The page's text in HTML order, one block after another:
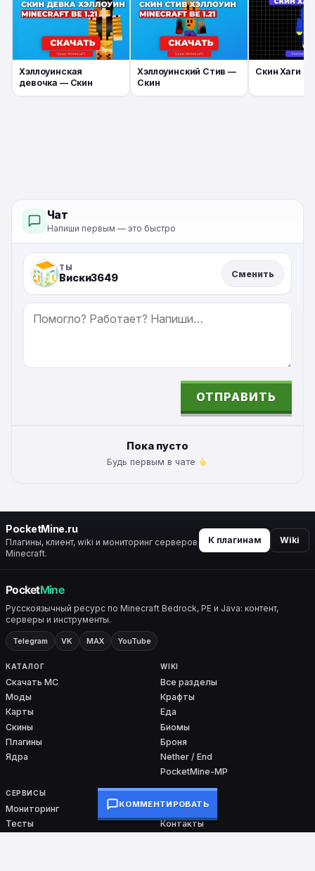
Хэллоуинская
девочка — Скин
Хэллоуинский Стив —
Скин
Скин Хаги
Чат
Напиши первым — это быстро
ТЫ
Виски3649 Сменить
СООБЩЕНИЕ
ОТПРАВИТЬ
Пока пусто
Будь первым в чате
PocketMine.ru
Плагины, клиент, wiki и мониторинг серверов
Minecraft.
К плагинам Wiki
Русскоязычный ресурс по Minecraft Bedrock, PE и Java: контент,
серверы и инструменты.
Telegram VK MAX YouTube
КАТАЛОГ
Скачать MC
Моды
Карты
Скины
Плагины
Ядра
WIKI
Все разделы
Крафты
Еда
Биомы
Броня
Nether / End
PocketMine-MP
СЕРВИСЫ
Мониторинг
Тесты
ПРОЕКТ
О проекте
Контакты
КОММЕНТИРОВАТЬ